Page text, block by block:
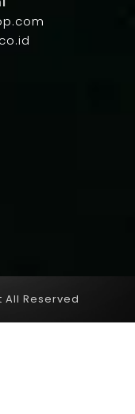
All Reserved